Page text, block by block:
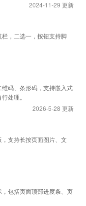
2024-11-29 更新
，二选一，按钮支持脚
码、条形码，支持嵌入式
处理。
2026-5-28 更新
支持长按页面图片、文
包括页面顶部进度条、页